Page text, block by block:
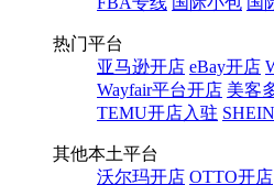
热门平台
亚马逊开店 eBay开店
Wayfair平台开店 美客
TEMU开店入驻
其他本土平台
沃尔玛开店 OTTO开店